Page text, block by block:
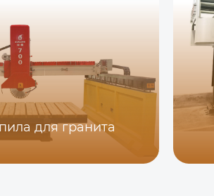
для гранита